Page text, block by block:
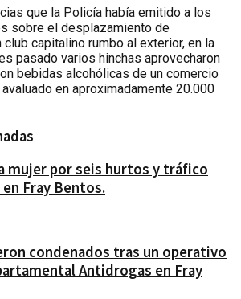
que la Policía había emitido a los
sobre el desplazamiento de
capitalino rumbo al exterior, en la
pasado varios hinchas aprovecharon
bebidas alcohólicas de un comercio
en aproximadamente 20.000
mujer por seis hurtos y tráfico
Fray Bentos.
condenados tras un operativo
Antidrogas en Fray